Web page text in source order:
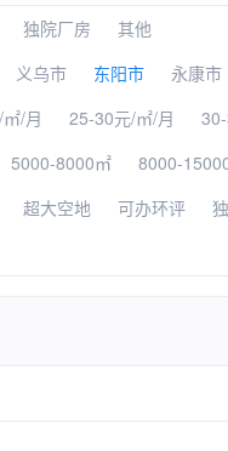
独院厂房
其他
义乌市 东阳市 永康市
/月 25-30元/㎡/月
5000-8000㎡ 8000-
超大空地 可办环评